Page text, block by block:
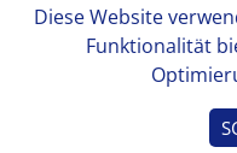
Diese Website
Funktionalität